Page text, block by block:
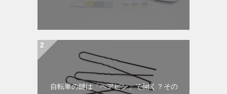
自転車の鍵は「ヘアピン」で開く？その